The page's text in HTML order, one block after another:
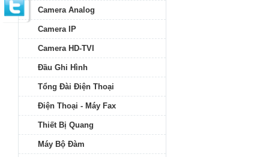
Camera Analog
Camera IP
Camera HD-TVI
Đầu Ghi Hình
Tổng Đài Điện Thoại
Điện Thoại - Máy Fax
Thiết Bị Quang
Máy Bộ Đàm